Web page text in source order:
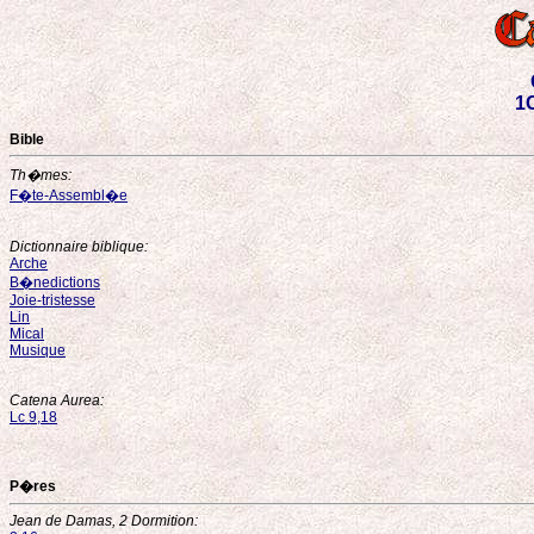
Bible
Th�mes:
F�te-Assembl�e
Dictionnaire biblique:
Arche
B�nedictions
Joie-tristesse
Lin
Mical
Musique
Catena Aurea:
Lc 9,18
P�res
Jean de Damas, 2 Dormition: